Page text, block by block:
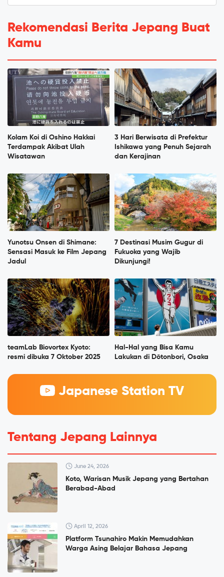
Rekomendasi Berita Jepang Buat
Kamu
Kolam Koi di Oshino Hakkai
Terdampak Akibat Ulah
Wisatawan
3 Hari Berwisata di Prefektur
Ishikawa yang Penuh Sejarah
dan Kerajinan
Yunotsu Onsen di Shimane:
Sensasi Masuk ke Film Jepang
Jadul
7 Destinasi Musim Gugur di
Fukuoka yang Wajib
Dikunjungi!
teamLab Biovortex Kyoto:
resmi dibuka 7 Oktober 2025
Hal-Hal yang Bisa Kamu
Lakukan di Dōtonbori, Osaka
Japanese Station TV
Tentang Jepang Lainnya
June 24, 2026
Koto, Warisan Musik Jepang yang Bertahan
Berabad-Abad
April 12, 2026
Platform Tsunahiro Makin Memudahkan
Warga Asing Belajar Bahasa Jepang